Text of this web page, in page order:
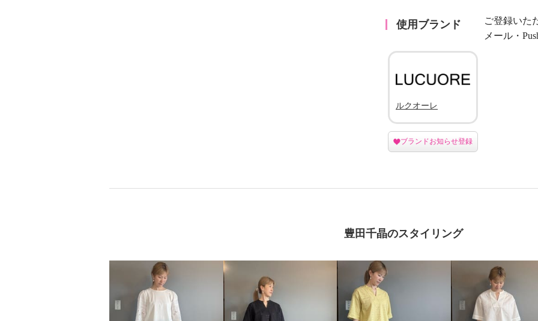
使用ブランド
ご登録いた
メール・
ルクオーレ
ブランドお知らせ登録
豊田千晶のスタイリング